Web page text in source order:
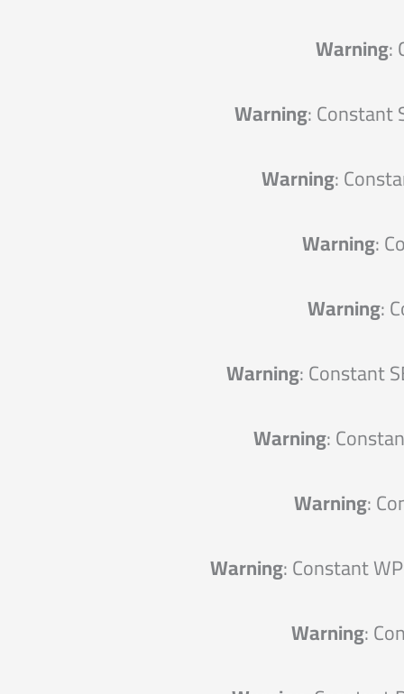
Warning:
Warning: Constant
Warning:
Warning:
Warning:
Warning: Constant
Warning:
Warning:
Warning: Constant
Warning: